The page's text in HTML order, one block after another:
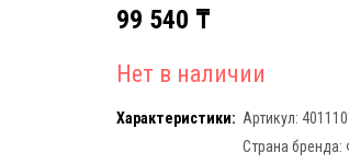
99 540 ₸
Нет в наличии
Характеристики: Артикул:
Страна бренда: